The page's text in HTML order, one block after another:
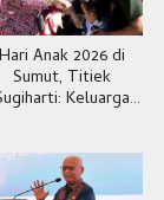
Anak 2026 di
Sumut, Titiek
Keluarga